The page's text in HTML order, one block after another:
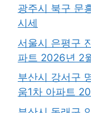
광주시 북구 문
시세
서울시 은평구
파트 2026년 2
부산시 강서구
움1차 아파트